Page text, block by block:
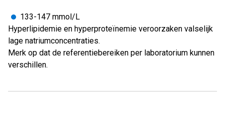
133-147 mmol/L
Hyperlipidemie en hyperproteïnemie veroorzaken valselijk
lage natriumconcentraties.
Merk op dat de referentiebereiken per laboratorium kunnen
verschillen.